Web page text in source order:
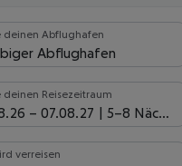
deinen Abflughafen
Abflughafen
deinen Reisezeitraum
– 07.08.27 5-8 Nächte
verreisen